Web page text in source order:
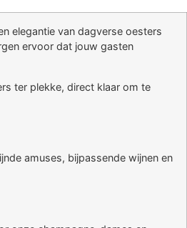
elegantie van dagverse oesters
ervoor dat jouw gasten
ter plekke, direct klaar om te
amuses, bijpassende wijnen en